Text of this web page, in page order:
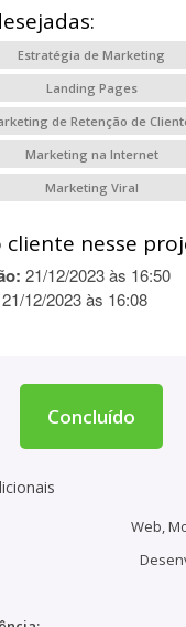
Estratégia de Marketing
Landing Pages
de Retenção de
Marketing na Internet
Marketing Viral
cliente nesse
21/12/2023 às 16:50
21/12/2023 às 16:08
Concluído
Web,